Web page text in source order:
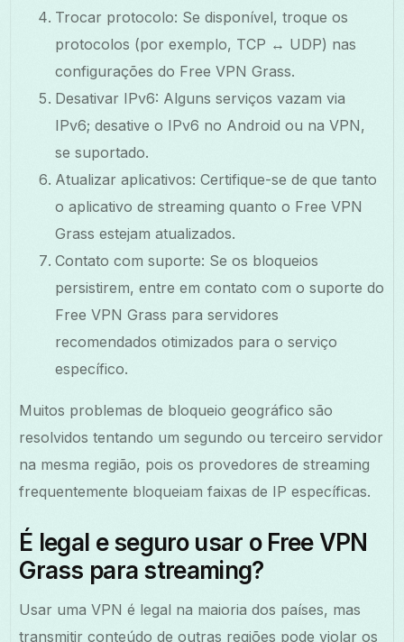
Trocar protocolo: Se disponível, troque os
protocolos (por exemplo, TCP ↔ UDP) nas
configurações do Free VPN Grass.
Desativar IPv6: Alguns serviços vazam via
IPv6; desative o IPv6 no Android ou na VPN,
se suportado.
Atualizar aplicativos: Certifique-se de que tanto
o aplicativo de streaming quanto o Free VPN
Grass estejam atualizados.
Contato com suporte: Se os bloqueios
persistirem, entre em contato com o suporte do
Free VPN Grass para servidores
recomendados otimizados para o serviço
específico.
Muitos problemas de bloqueio geográfico são
resolvidos tentando um segundo ou terceiro servidor
na mesma região, pois os provedores de streaming
frequentemente bloqueiam faixas de IP específicas.
É legal e seguro usar o Free VPN
Grass para streaming?
Usar uma VPN é legal na maioria dos países, mas
transmitir conteúdo de outras regiões pode violar os